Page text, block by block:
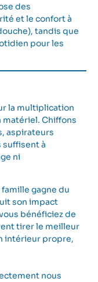
des
et le confort à
tandis que
pour les
la multiplication
matériel. Chiffons
aspirateurs
à
ni
gagne du
son impact
bénéficiez de
tirer le meilleur
intérieur propre,
nous